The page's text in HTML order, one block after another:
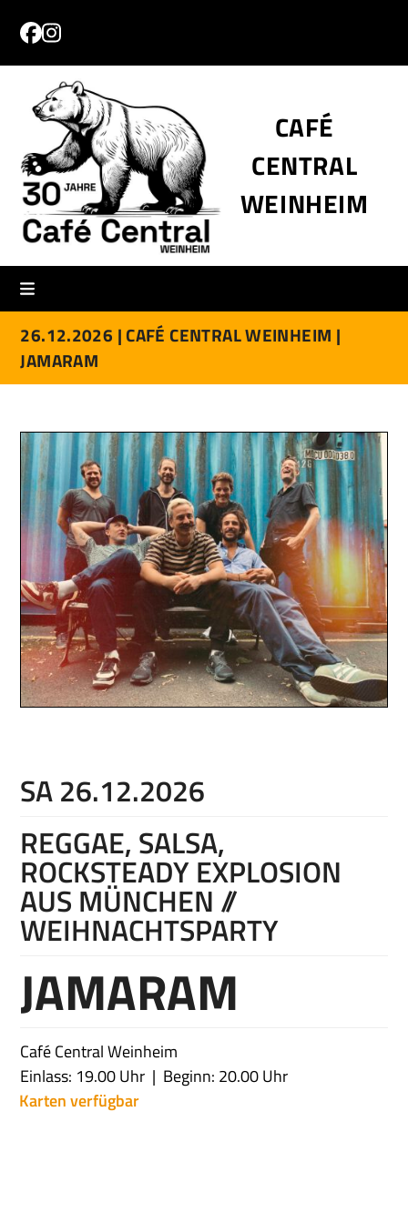
content
Facebook
Instagram
CAFÉ
CENTRAL
WEINHEIM
26.12.2026 | CAFÉ CENTRAL WEINHEIM |
JAMARAM
SA 26.12.2026
REGGAE, SALSA,
ROCKSTEADY EXPLOSION
AUS MÜNCHEN //
WEIHNACHTSPARTY
JAMARAM
Café Central Weinheim
Einlass: 19.00 Uhr
Beginn: 20.00 Uhr
Karten verfügbar